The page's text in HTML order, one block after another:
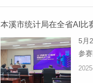
本溪市统计局在全省AI比
5月
参
绩